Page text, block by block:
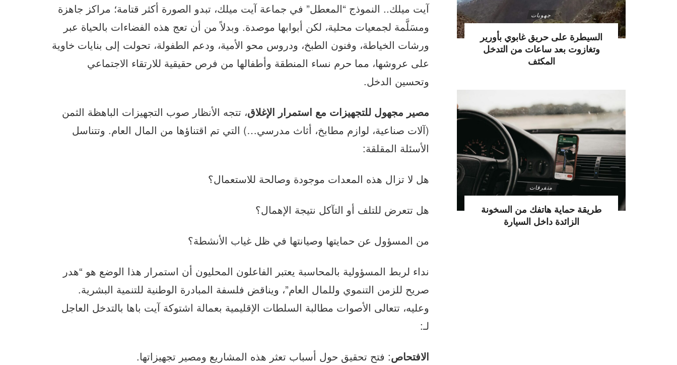
آيت ميلك.. النموذج “المعطل” في جماعة آيت ميلك، تبدو الصورة أكثر قتامة؛ مراكز جاهزة
ومسَلَّمة لجمعيات محلية، لكن أبوابها موصدة. وبدلاً من أن تعج هذه الفضاءات بالحياة عبر
ورشات الخياطة، وفنون الطبخ، ودروس محو الأمية، ودعم الطفولة، تحولت إلى بنايات خاوية
على عروشها، مما حرم نساء المنطقة وأطفالها من فرص حقيقية للارتقاء الاجتماعي
وتحسين الدخل.
مصير مجهول للتجهيزات مع استمرار الإغلاق، تتجه الأنظار صوب التجهيزات الباهظة الثمن
(آلات صناعية، لوازم مطابخ، أثاث مدرسي…) التي تم اقتناؤها من المال العام. وتتناسل
الأسئلة المقلقة:
هل لا تزال هذه المعدات موجودة وصالحة للاستعمال؟
هل تتعرض للتلف أو التآكل نتيجة الإهمال؟
من المسؤول عن حمايتها وصيانتها في ظل غياب الأنشطة؟
نداء لربط المسؤولية بالمحاسبة يعتبر الفاعلون المحليون أن استمرار هذا الوضع هو “هدر
صريح للزمن التنموي وللمال العام”، ويناقض فلسفة المبادرة الوطنية للتنمية البشرية.
وعليه، تتعالى الأصوات مطالبة السلطات الإقليمية بعمالة اشتوكة آيت باها بالتدخل العاجل
لـ:
الافتحاص: فتح تحقيق حول أسباب تعثر هذه المشاريع ومصير تجهيزاتها.
جهويات
السيطرة على حريق غابوي بأورير
وتغازوت بعد ساعات من التدخل
المكثف
متفرقات
طريقة حماية هاتفك من السخونة
الزائدة داخل السيارة